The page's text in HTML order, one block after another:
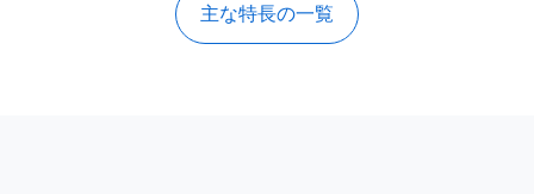
主な特長の一覧